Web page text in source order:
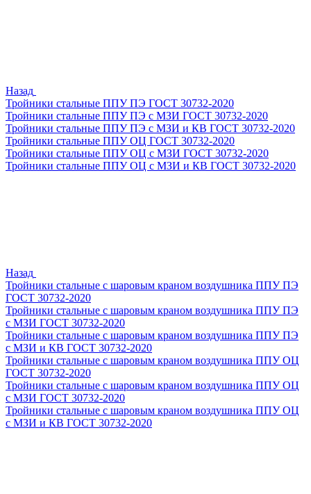
Назад
Тройники стальные ППУ ПЭ ГОСТ 30732-2020
Тройники стальные ППУ ПЭ с МЗИ ГОСТ 30732-2020
Тройники стальные ППУ ПЭ с МЗИ и КВ ГОСТ 30732-2020
Тройники стальные ППУ ОЦ ГОСТ 30732-2020
Тройники стальные ППУ ОЦ с МЗИ ГОСТ 30732-2020
Тройники стальные ППУ ОЦ с МЗИ и КВ ГОСТ 30732-2020
Назад
Тройники стальные с шаровым краном воздушника ППУ ПЭ
ГОСТ 30732-2020
Тройники стальные с шаровым краном воздушника ППУ ПЭ
с МЗИ ГОСТ 30732-2020
Тройники стальные с шаровым краном воздушника ППУ ПЭ
с МЗИ и КВ ГОСТ 30732-2020
Тройники стальные с шаровым краном воздушника ППУ ОЦ
ГОСТ 30732-2020
Тройники стальные с шаровым краном воздушника ППУ ОЦ
с МЗИ ГОСТ 30732-2020
Тройники стальные с шаровым краном воздушника ППУ ОЦ
с МЗИ и КВ ГОСТ 30732-2020